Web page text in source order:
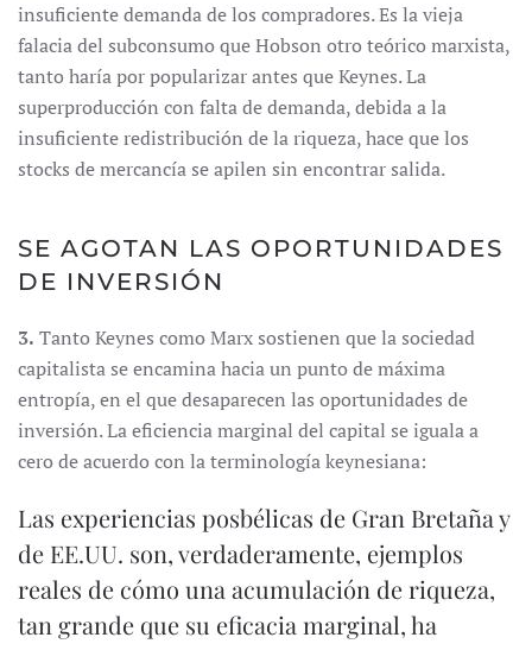
insuficiente demanda de los compradores. Es la vieja
falacia del subconsumo que Hobson otro teórico marxista,
tanto haría por popularizar antes que Keynes. La
superproducción con falta de demanda, debida a la
insuficiente redistribución de la riqueza, hace que los
stocks de mercancía se apilen sin encontrar salida.
SE AGOTAN LAS OPORTUNIDADES
DE INVERSIÓN
3. Tanto Keynes como Marx sostienen que la sociedad
capitalista se encamina hacia un punto de máxima
entropía, en el que desaparecen las oportunidades de
inversión. La eficiencia marginal del capital se iguala a
cero de acuerdo con la terminología keynesiana:
Las experiencias posbélicas de Gran Bretaña y
de EE.UU. son, verdaderamente, ejemplos
reales de cómo una acumulación de riqueza,
tan grande que su eficacia marginal, ha